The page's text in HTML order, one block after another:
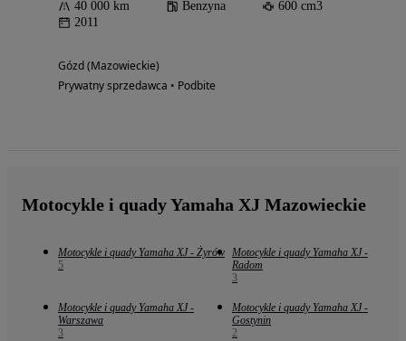
40 000 km Benzyna
600 cm3
2011
Gózd (Mazowieckie)
Prywatny sprzedawca • Podbite
Motocykle i quady Yamaha XJ Mazowieckie
Motocykle i quady Yamaha XJ - Żyrów
5
Motocykle i quady Yamaha XJ -
Radom
3
Motocykle i quady Yamaha XJ -
Warszawa
3
Motocykle i quady Yamaha XJ -
Gostynin
2